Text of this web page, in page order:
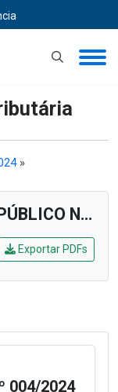
»
EDITAL DE CHAMAMENTO PÚBLICO Nº 004/2024
Exportar PDFs
004/2024